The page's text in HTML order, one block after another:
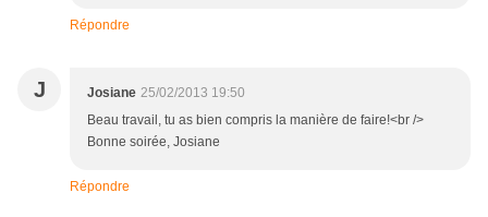
Répondre
J Josiane 25/02/2013 19:50
Beau travail, tu as bien compris la manière de faire!<br />
Bonne soirée, Josiane
Répondre